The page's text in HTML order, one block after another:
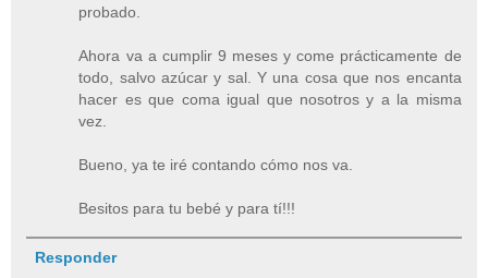
probado.
Ahora va a cumplir 9 meses y come prácticamente de
todo, salvo azúcar y sal. Y una cosa que nos encanta
hacer es que coma igual que nosotros y a la misma
vez.
Bueno, ya te iré contando cómo nos va.
Besitos para tu bebé y para tí!!!
Responder